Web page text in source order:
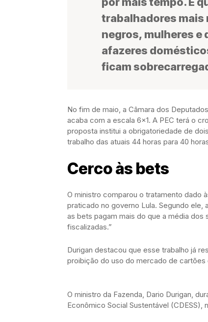
trabalhadores mais
negros, mulheres e
afazeres
ficam
No fim de maio, a Câmara dos
acaba com a escala 6×1. A PEC terá o
proposta institui a obrigatoriedade de
trabalho das atuais 44 horas para 40
Cerco às bets
O ministro comparou o tratamento dado
praticado no governo Lula. Segundo ele,
as bets pagam mais do que a média
fiscalizadas.”
Durigan destacou que esse trabalho já
proibição do uso do mercado de
O ministro da Fazenda, Dario Durigan,
Econômico Social Sustentável (CDESS),